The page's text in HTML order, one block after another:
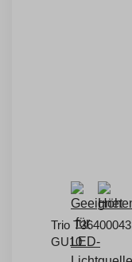
Trio
GU10